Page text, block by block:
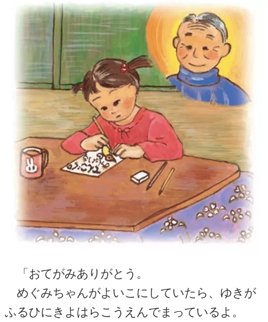
「おてがみありがとう。
めぐみちゃんがよいこにしていたら、ゆきが
ふるひにきよはらこうえんでまっているよ。